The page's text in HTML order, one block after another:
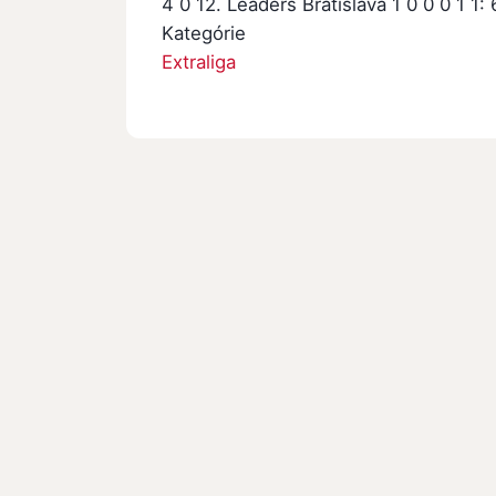
4 0 12. Leaders Bratislava 1 0 0 0 1 1:
Kategórie
Extraliga